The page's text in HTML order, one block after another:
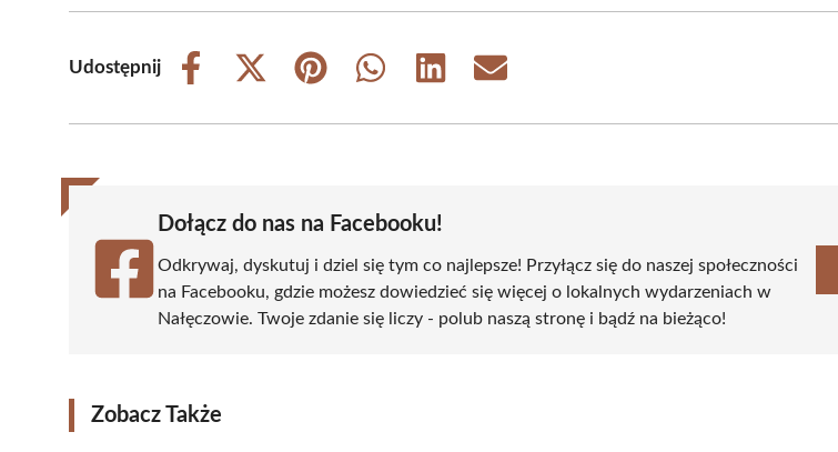
Udostępnij
Share
Share
(Twitter)
Share
Share
Share
Share
Dołącz do nas na Facebooku!
Odkrywaj, dyskutuj i dziel się tym co najlepsze! Przyłącz się do naszej społeczności
na Facebooku, gdzie możesz dowiedzieć się więcej o lokalnych wydarzeniach w
Nałęczowie. Twoje zdanie się liczy - polub naszą stronę i bądź na bieżąco!
Zobacz Także